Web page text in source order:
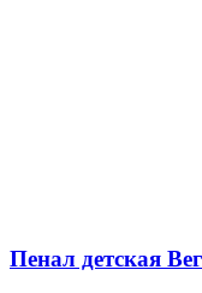
Пенал детская